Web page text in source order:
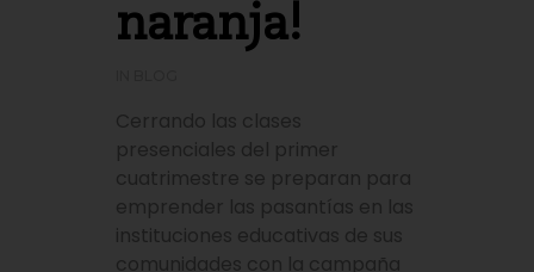
naranja!
Cerrando las clases
presenciales del primer
cuatrimestre se preparan para
emprender las pasantías en las
instituciones educativas de sus
comunidades con la campaña